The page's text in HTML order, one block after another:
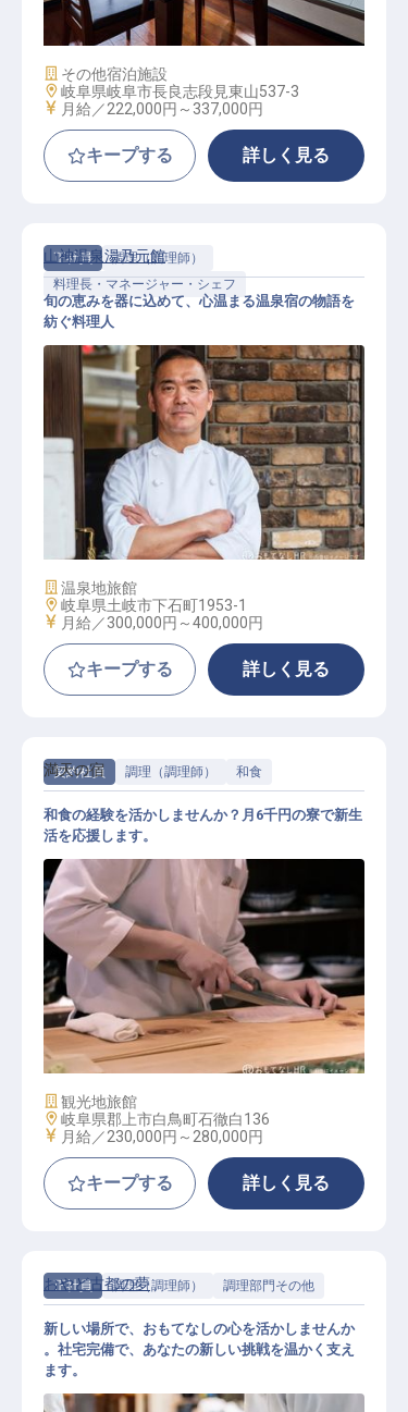
補）
施設業態
その他宿泊施設
勤務地
岐阜県岐阜市長良志段見東山537-3
給与
月給／222,000円～ 337,000円
キープする 詳しく見る
正社員
調理（調理師）
料理長・マネージャー・シェフ
和食調理(料理長クラス)
山神温泉湯乃元館
旬の恵みを器に込めて、心温まる温泉宿の物語を
紡ぐ料理人
施設業態
温泉地旅館
勤務地
岐阜県土岐市下石町1953-1
給与
月給／300,000円～400,000円
キープする 詳しく見る
契約社員 調理（調理師） 和食
料理人（和食懐石）
満天の宿
和食の経験を活かしませんか？月6千円の寮で新生
活を応援します。
施設業態
観光地旅館
勤務地
岐阜県郡上市白鳥町石徹白136
給与
月給／230,000円～ 280,000円
キープする 詳しく見る
正社員 調理（調理師） 調理部門その他
おやど古都の夢
新しい場所で、おもてなしの心を活かしませんか
。社宅完備で、あなたの新しい挑戦を温かく支え
ます。